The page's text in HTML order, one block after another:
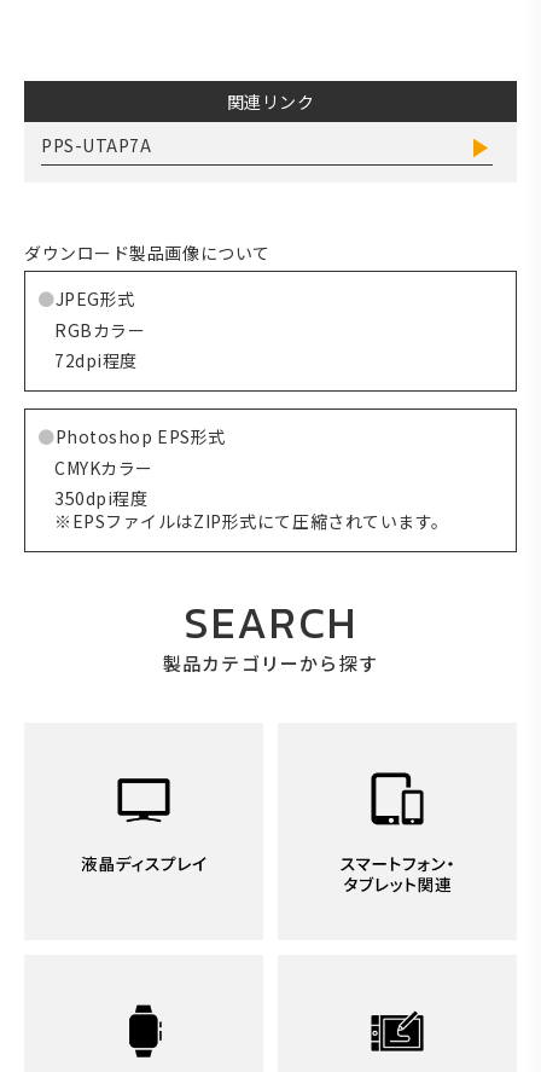
関連リンク
PPS-UTAP7A
ダウンロード製品画像について
JPEG形式
RGBカラー
72dpi程度
Photoshop EPS形式
CMYKカラー
350dpi程度
※EPSファイルはZIP形式にて圧縮されています。
SEARCH
製品カテゴリーから探す